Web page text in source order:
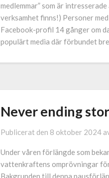
medlemmar” som är
verksamhet finns!) Personer
Facebook-profil 14 gånger om
populärt media där förbundet
Never ending
Publicerat den 8 oktober 2024
Under våren förlängde som
vattenkraftens omprövningar
Bakgrunden till denna